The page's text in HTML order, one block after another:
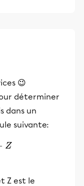
😉
déterminer
dans un
suivante:
= A - Z
Z
Z est le